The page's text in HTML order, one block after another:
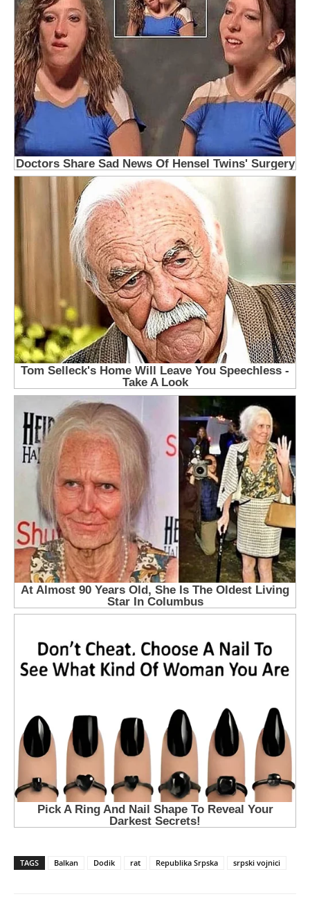
TAGS Balkan Dodik rat Republika Srpska srpski vojnici